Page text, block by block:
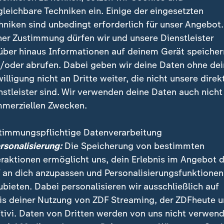
sondern medizinisch. Nicht
vor allem auch wissenschaftlich.
Suchtkranke
von seinem ersten Kontakt mit
habe er allzu oft mitbekommen, dass die
haben, sondern die Drogen die Menschen.
der Gesellschaft, betont Streeck nun,
Querschnittsthema.
Menschen in Deutschland litten an einer
Angehörige. Der neue Drogenbeauftragte will
Politikansatz: "Also mehr Wissenschaftlichkeit in
Techniken ein. Einige der eingesetzten
sind unbedingt erforderlich für unser
Zustimmung dürfen wir und unsere Dienstleister
hinaus Informationen auf deinem Gerät
oder abrufen. Dabei geben wir deine Daten ohne
nicht an Dritte weiter, die nicht unsere
sind. Wir verwenden deine Daten auch nicht
Zwecken.
Datenverarbeitung
Die Speicherung von bestimmten
ermöglicht uns, dein Erlebnis im Angebot
an dich anzupassen und Personalisierungsfunktionen
Dabei personalisieren wir ausschließlich auf
deiner Nutzung von ZDF Streaming, der ZDFheute
Daten von Dritten werden von uns nicht